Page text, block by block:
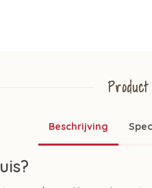
Beschrijving